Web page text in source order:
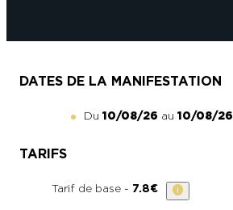
DATES DE LA MANIFESTATION
Du 10/08/26 au 10/08/26
TARIFS
Tarif de base - 7.8€